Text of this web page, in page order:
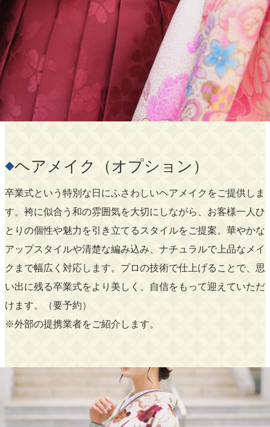
◆ヘアメイク（オプション）
卒業式という特別な日にふさわしいヘアメイクをご提供しま
す。袴に似合う和の雰囲気を大切にしながら、お客様一人ひ
とりの個性や魅力を引き立てるスタイルをご提案。華やかな
アップスタイルや清楚な編み込み、ナチュラルで上品なメイ
クまで幅広く対応します。プロの技術で仕上げることで、思
い出に残る卒業式をより美しく、自信をもって迎えていただ
けます。（要予約）
※外部の提携業者をご紹介します。